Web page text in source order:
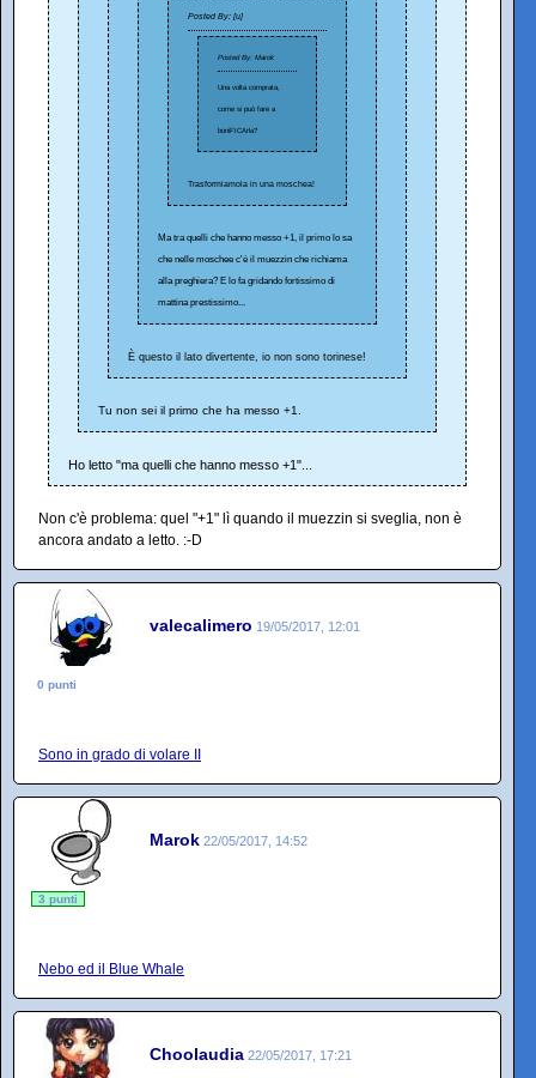
Posted By: [u]
Posted By: Marok
Una volta comprata,
come si può fare a
boniFICArla?
Trasformiamola in una moschea!
Ma tra quelli che hanno messo +1, il primo lo sa
che nelle moschee c'è il muezzin che richiama
alla preghiera? E lo fa gridando fortissimo di
mattina prestissimo...
È questo il lato divertente, io non sono torinese!
Tu non sei il primo che ha messo +1.
Ho letto "ma quelli che hanno messo +1"...
Non c'è problema: quel "+1" lì quando il muezzin si sveglia, non è
ancora andato a letto. :-D
valecalimero 19/05/2017, 12:01
0 punti
Sono in grado di volare II
Marok 22/05/2017, 14:52
3 punti
Nebo ed il Blue Whale
Choolaudia 22/05/2017, 17:21